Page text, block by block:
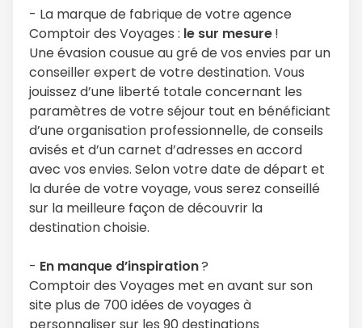
- La marque de fabrique de votre agence
Comptoir des Voyages : le sur mesure!
Une évasion cousue au gré de vos envies par un
conseiller expert de votre destination. Vous
jouissez d’une liberté totale concernant les
paramètres de votre séjour tout en bénéficiant
d’une organisation professionnelle, de conseils
avisés et d’un carnet d’adresses en accord
avec vos envies. Selon votre date de départ et
la durée de votre voyage, vous serez conseillé
sur la meilleure façon de découvrir la
destination choisie.
- En manque d’inspiration?
Comptoir des Voyages met en avant sur son
site plus de 700 idées de voyages à